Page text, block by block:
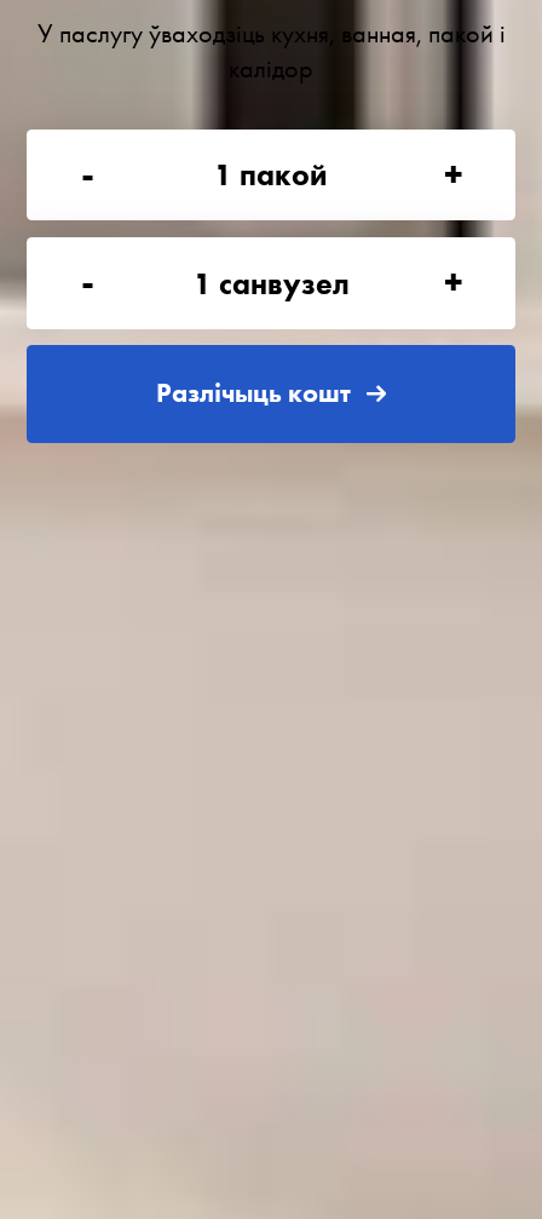
У паслугу ўваходзіць кухня, ванная, пакой і
калідор
- 1 пакой +
- 1 санвузел +
Разлічыць кошт